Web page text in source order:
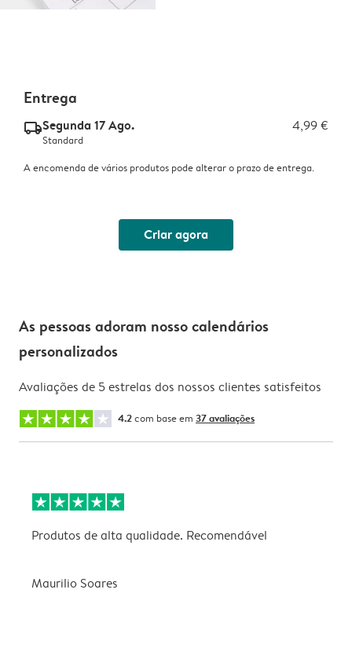
Entrega
delivery_standard_v2Segunda 17 Ago. 4,99 €
Standard
A encomenda de vários produtos pode alterar o prazo de entrega.
Criar agora
As pessoas adoram nosso calendários
personalizados
Avaliações de 5 estrelas dos nossos clientes satisfeitos
4.2com base em 37 avaliações
Produtos de alta qualidade. Recomendável
Maurilio Soares